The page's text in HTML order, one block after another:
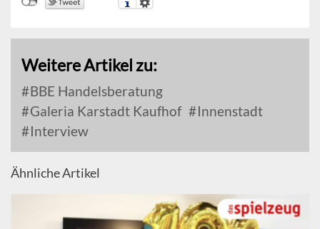
Weitere Artikel zu:
BBE Handelsberatung
Galeria Karstadt Kaufhof
Innenstadt
Interview
Ähnliche Artikel